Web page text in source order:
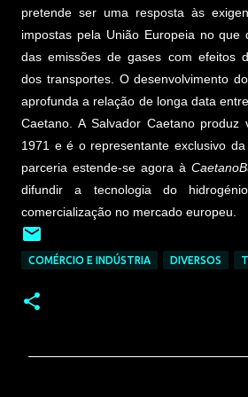
pretende ser uma resposta às
impostas pela União Europeia no que
das emissões de gases com efeitos
dos transportes. O desenvolvimento do
aprofunda a relação de longa data
Caetano. A Salvador Caetano produz
1971 e é o representante exclusivo
parceria estende-se agora à
difundir a tecnologia do
comercialização no mercado europeu.
COMÉRCIO E INDÚSTRIA DIVERSOS